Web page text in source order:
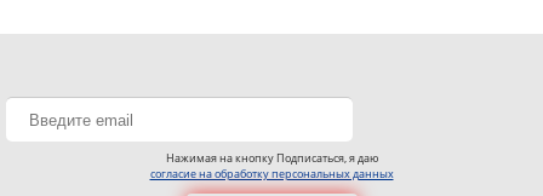
Нажимая на кнопку Подписаться, я даю
согласие на обработку персональных данных